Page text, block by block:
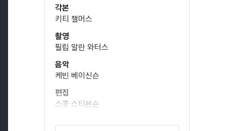
각본
키티 챌머스
촬영
필립 알란 와터스
음악
케빈 베이신슨
편집
스콧 스티븐슨